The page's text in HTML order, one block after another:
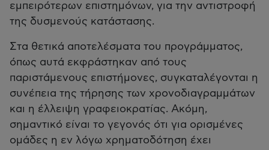
εμπειρότερων επιστημόνων, για την αντιστροφή
της δυσμενούς κατάστασης.
Στα θετικά αποτελέσματα του προγράμματος,
όπως αυτά εκφράστηκαν από τους
παριστάμενους επιστήμονες, συγκαταλέγονται η
συνέπεια της τήρησης των χρονοδιαγραμμάτων
και η έλλειψη γραφειοκρατίας. Ακόμη,
σημαντικό είναι το γεγονός ότι για ορισμένες
ομάδες η εν λόγω χρηματοδότηση έχει